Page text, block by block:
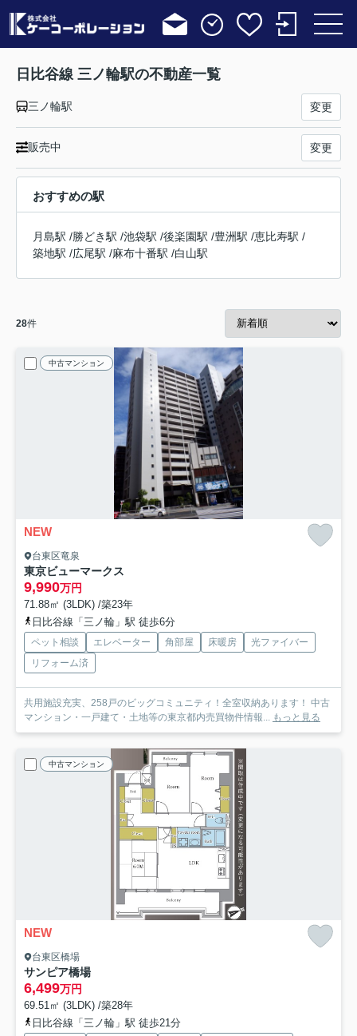
日比谷線 三ノ輪駅の不動産一覧
三ノ輪駅 変更
販売中 変更
おすすめの駅
月島駅 /勝どき駅 /池袋駅 /後楽園駅 /豊洲駅 /恵比寿駅 /
築地駅 /広尾駅 /麻布十番駅 /白山駅
28件
中古マンション
NEW
台東区竜泉
東京ビューマークス
9,990万円
71.88㎡ (3LDK) /築23年
日比谷線「三ノ輪」駅 徒歩6分
ペット相談 エレベーター 角部屋 床暖房
光ファイバー
リフォーム済
共用施設充実、258戸のビッグコミュニティ！全室収納あります！ 中古
マンション・一戸建て・土地等の東京都内売買物件情報...
もっと見る
中古マンション
NEW
台東区橋場
サンピア橋場
6,499万円
69.51㎡ (3LDK) /築28年
日比谷線「三ノ輪」駅 徒歩21分